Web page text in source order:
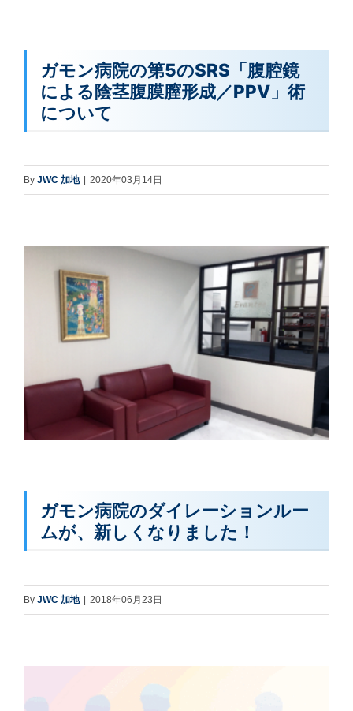
ガモン病院の第5のSRS「腹腔鏡
による陰茎腹膜膣形成／PPV」術
について
By JWC 加地 2020年03月14日
ガモン病院のダイレーションルー
ムが、新しくなりました！
By JWC 加地 | 2018年06月23日